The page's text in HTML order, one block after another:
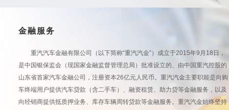
金融服务
重汽汽车金融有限公司（以下简称“重汽汽金”）成立于2015年9月18日，
是中国银保监会（现国家金融监督管理总局）批准设立的、由中国重汽控股的
山东省首家汽车金融公司，注册资本26亿元人民币。重汽汽金主要职能是向购
车终端用户提供汽车贷款（含二手车）、融资租赁、助力贷等金融服务，以及
向经销商提供抵质押业务、库存车辆周转贷款等金融服务。重汽汽金始终坚持